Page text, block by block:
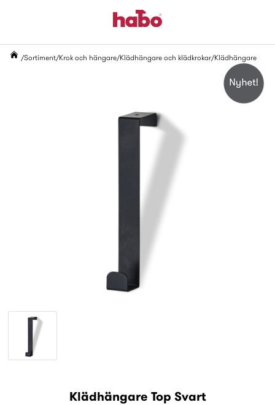
Sortiment Krok och hängare Klädhängare och klädkrokar Klädhängare
Klädhängare Top Svart